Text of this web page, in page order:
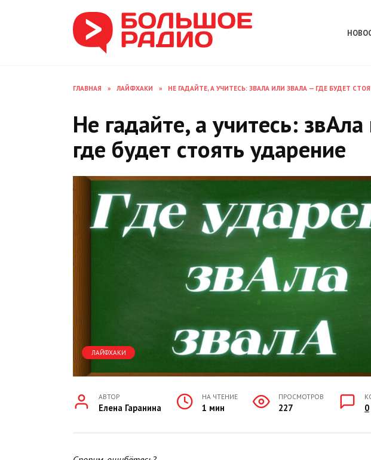
ГЛАВНАЯ » ЛАЙФХАКИ » НЕ ГАДАЙТЕ, А УЧИТЕСЬ: ЗВАЛА ИЛИ ЗВАЛА — ГДЕ БУДЕТ
Не гадайте, а учитесь:
где будет стоять ударение
ЛАЙФХАКИ
АВТОР
Елена Гаранина
НА ЧТЕНИЕ
1 мин
ПРОСМОТРОВ
227 0